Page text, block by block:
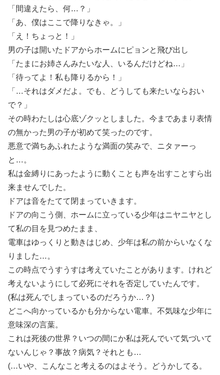
「間違えたら、何…？」
「あ、僕はここで降りなきゃ。」
「え！ちょっと！」
男の子は開いたドアからホームにピョンと飛び出し
「たまにお姉さんみたいな人、いるんだけどね…」
「待ってよ！私も降りるから！」
「…それはダメだよ。でも、どうしても来たいならおい
で？」
その時わたしは心底ゾクッとしました。今まであまり表情
の無かった男の子が初めて笑ったのです。
悪意で満ちあふれたような満面の笑みで、ニタァーっ
と…。
私は金縛りにあったように動くことも声を出すことすら出
来ませんでした。
ドアは音をたてて閉まっていきます。
ドアの向こう側、ホームに立っている少年はニヤニヤとし
て私の目を見つめたまま、
電車はゆっくりと動きはじめ、少年は私の前からいなくな
りました…。
この時点でうすうすは考えていたことがあります。けれど
考えないようにして必死にそれを否定していたんです。
(私は死んでしまっているのだろうか…？)
どこへ向かっているかも分からない電車。不気味な少年に
意味深の言葉。
これは死後の世界？いつの間にか私は死んでいて気づいて
ないんじゃ？事故？病気？それとも…
(…いや、こんなこと考えるのはよそう。どうかしてる。